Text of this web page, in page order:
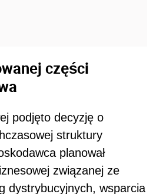
części
podjęto decyzję o
struktury
planował
związanej ze
dystrybucyjnych, wsparcia